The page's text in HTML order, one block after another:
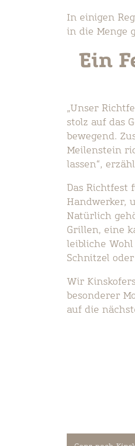
In einigen
in die Menge
Ein
„Unser
stolz auf das
bewegend.
Meilenstein
lassen“,
Das Richtfest
Handwerker,
Natürlich
Grillen, eine
leibliche
Schnitzel
Wir
besonderer
auf die